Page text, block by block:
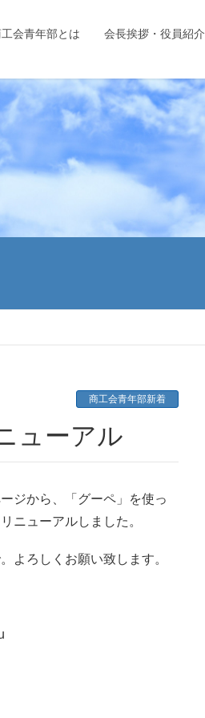
会青年部とは 会長挨拶・役員紹介
商工会青年部新着
ューアル
ジから、「グーペ」を使っ
ニューアルしました。
よろしくお願い致します。